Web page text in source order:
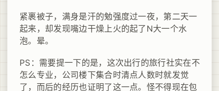
紧裹被子，满身是汗的勉强度过一夜，第二天一
起来，却发现嘴边干燥上火的起了N大一个水
泡。晕。
PS：需要提一下的是，这次出行的旅行社实在不
怎么专业，公司楼下集合时清点人数时就发觉
了，而后的经历也证明了这一点。怪不得现在包